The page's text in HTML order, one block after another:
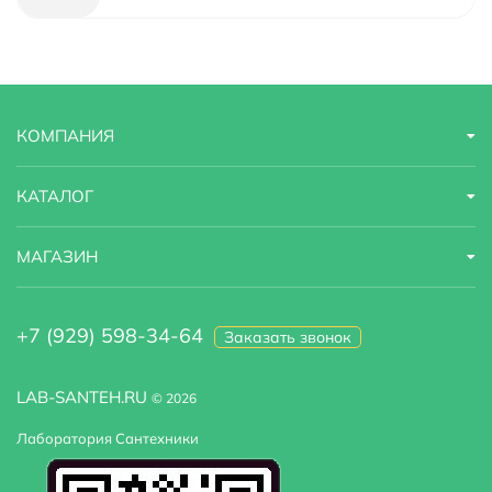
Ориентация
Управление
Радио есть
Область применения бытовая
Габариты 120x80x215
Зеркало есть
LAB-SANTEH.RU © 2026
Лаборатория Сантехники
КОМПАНИЯ
КАТАЛОГ
МАГАЗИН
+7 (929) 598-34-64 Заказать звонок